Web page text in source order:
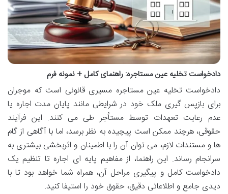
دادخواست تخلیه عین مستاجره: راهنمای کامل + نمونه فرم
دادخواست تخلیه عین مستاجره مسیری قانونی است که موجران
برای بازپس گیری ملک خود در شرایطی مانند پایان مدت اجاره یا
عدم رعایت تعهدات توسط مستأجر طی می کنند. این فرآیند
حقوقی، هرچند ممکن است پیچیده به نظر برسد، اما با آگاهی از گام
ها و مستندات لازم، می توان آن را با اطمینان و اثربخشی بیشتری به
سرانجام رساند. این راهنما، از مفاهیم پایه ای اجاره تا تنظیم یک
دادخواست کامل و پیگیری مراحل آن، همراه شما خواهد بود تا با
دیدی جامع و اطلاعاتی دقیق، حقوق خود را استیفا کنید.